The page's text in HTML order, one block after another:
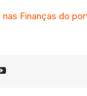
Finanças do